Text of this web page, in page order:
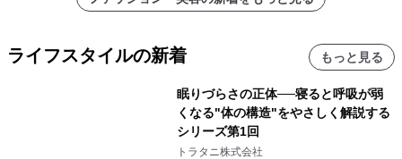
ライフスタイルの新着 もっと見る
眠りづらさの正体──寝ると呼吸が弱
くなる"体の構造"をやさしく解説する
シリーズ第1回
トラタニ株式会社